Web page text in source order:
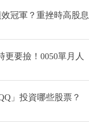
冠軍？重挫時高股息
更要撿！0050單月人
」投資哪些股票？